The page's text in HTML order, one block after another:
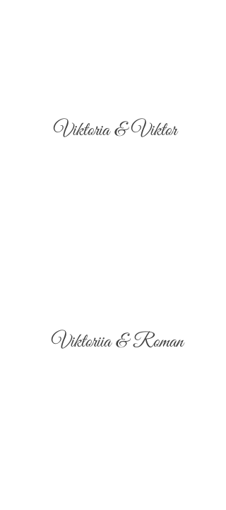
Viktoria & Viktor
Viktoriia & Roman